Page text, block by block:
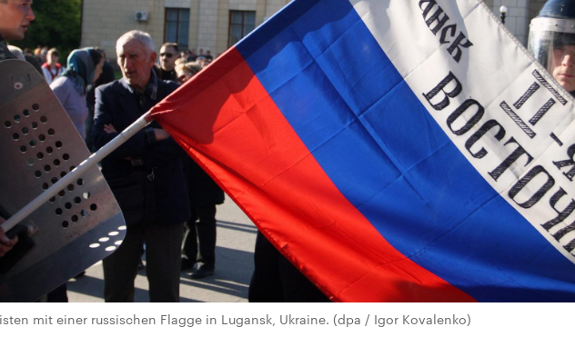
mit einer russischen Flagge in Lugansk, Ukraine. (dpa / Igor Kovalenko)